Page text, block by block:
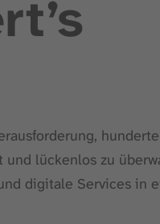
lückenlos zu
digitale Services in